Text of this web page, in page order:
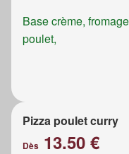
Base crème,
poulet,
Pizza poulet curry
Dès 13.50 €